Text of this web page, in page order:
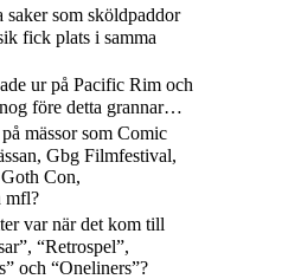
som sköldpaddor
fick plats i samma
ur på Pacific Rim och
före detta grannar…
mässor som Comic
Gbg Filmfestival,
Con,
mfl?
var när det kom till
“Retrospel”,
och “Oneliners”?